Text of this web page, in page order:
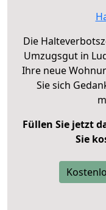
Die
Umzugsgut in
Ihre neue
Sie sich
Füllen Sie jetzt
Sie